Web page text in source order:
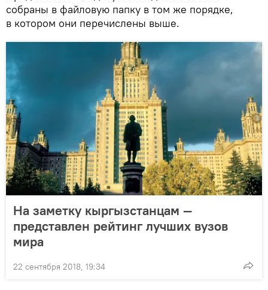
собраны в файловую папку в том же порядке,
в котором они перечислены выше.
На заметку кыргызстанцам —
представлен рейтинг лучших вузов
мира
22 сентября 2018, 19:34